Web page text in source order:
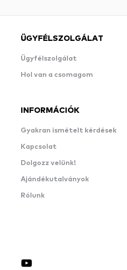
ÜGYFÉLSZOLGÁLAT
Ügyfélszolgálat
Hol van a csomagom
INFORMÁCIÓK
Gyakran ismételt kérdések
Kapcsolat
Dolgozz velünk!
Ajándékutalványok
Rólunk